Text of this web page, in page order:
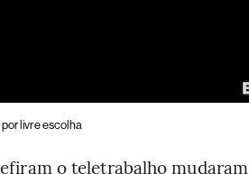
livre escolha
o teletrabalho mudaram